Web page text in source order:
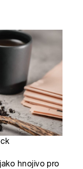
hnojivo pro